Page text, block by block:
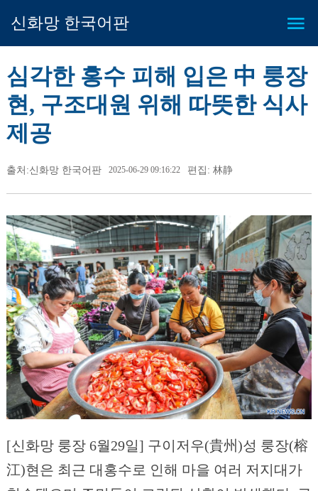
신화망 한국어판
심각한 홍수 피해 입은 中 룽장
현, 구조대원 위해 따뜻한 식사
제공
출처:신화망 한국어판 2025-06-29 09:16:22 편집: 林静
[신화망 룽장 6월29일] 구이저우(貴州)성 룽장(榕
江)현은 최근 대홍수로 인해 마을 여러 저지대가